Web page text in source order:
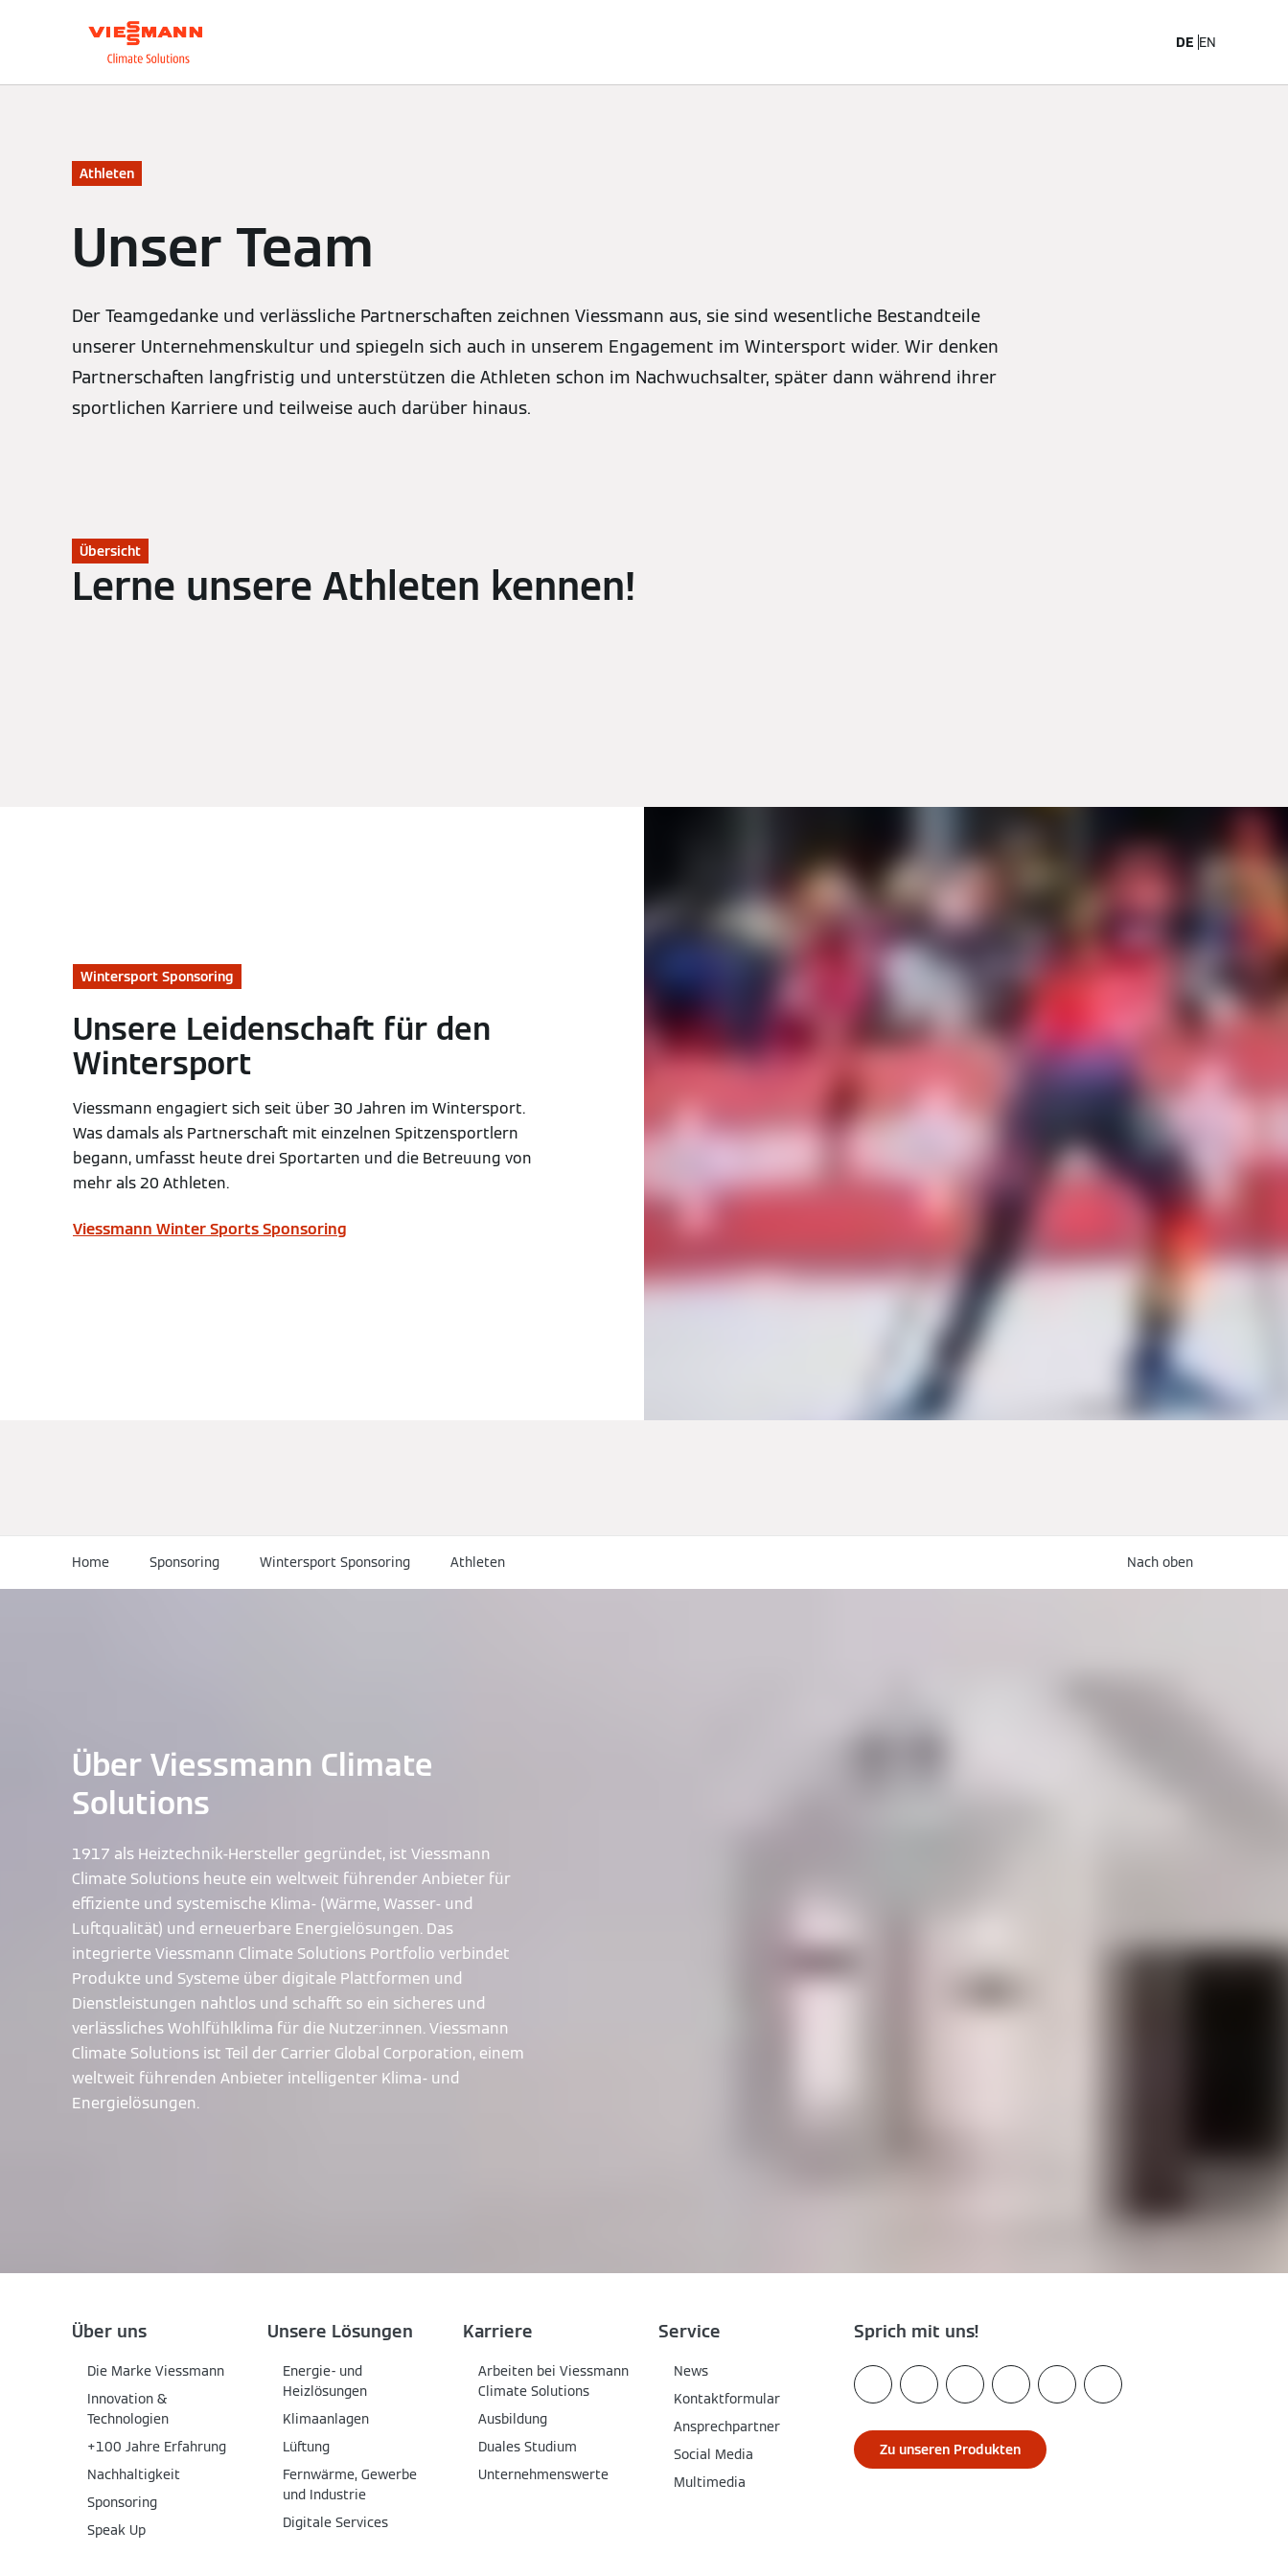
DE EN
Athleten
Unser Team
Der Teamgedanke und verlässliche Partnerschaften zeichnen Viessmann aus, sie sind wesentliche Bestandteile
unserer Unternehmenskultur und spiegeln sich auch in unserem Engagement im Wintersport wider. Wir denken
Partnerschaften langfristig und unterstützen die Athleten schon im Nachwuchsalter, später dann während ihrer
sportlichen Karriere und teilweise auch darüber hinaus.
Übersicht
Lerne unsere Athleten kennen!
Wintersport Sponsoring
Unsere Leidenschaft für den
Wintersport
Viessmann engagiert sich seit über 30 Jahren im Wintersport.
Was damals als Partnerschaft mit einzelnen Spitzensportlern
begann, umfasst heute drei Sportarten und die Betreuung von
mehr als 20 Athleten.
Viessmann Winter Sports Sponsoring
Nach oben
Home Sponsoring Wintersport Sponsoring Athleten
Über Viessmann Climate
Solutions
1917 als Heiztechnik-Hersteller gegründet, ist Viessmann
Climate Solutions heute ein weltweit führender Anbieter für
effiziente und systemische Klima- (Wärme, Wasser- und
Luftqualität) und erneuerbare Energielösungen. Das
integrierte Viessmann Climate Solutions Portfolio verbindet
Produkte und Systeme über digitale Plattformen und
Dienstleistungen nahtlos und schafft so ein sicheres und
verlässliches Wohlfühlklima für die Nutzer:innen. Viessmann
Climate Solutions ist Teil der Carrier Global Corporation, einem
weltweit führenden Anbieter intelligenter Klima- und
Energielösungen.
Über uns
Die Marke Viessmann
Innovation &
Technologien
+100 Jahre Erfahrung
Nachhaltigkeit
Sponsoring
Speak Up
Unsere Lösungen
Energie- und
Heizlösungen
Klimaanlagen
Lüftung
Fernwärme, Gewerbe
und Industrie
Digitale Services
Karriere
Arbeiten bei Viessmann
Climate Solutions
Ausbildung
Duales Studium
Unternehmenswerte
Service
News
Kontaktformular
Ansprechpartner
Social Media
Multimedia
Sprich mit uns!
Zu unseren Produkten